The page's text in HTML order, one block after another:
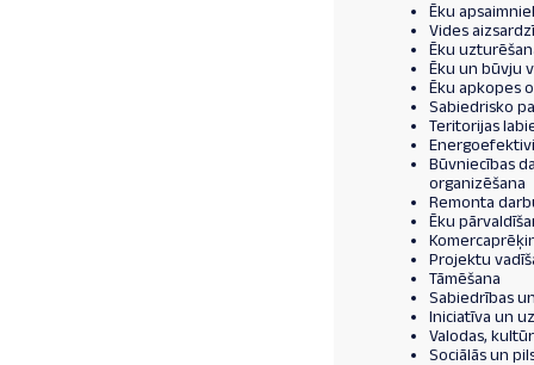
Ēku
Vides
Ēku
Ēku un būvju
Ēku apkopes
Sabiedrisko
Teritorijas
Būvniecības
organizēšana
Remonta
Ēku
Projektu
Tāmēšana
Sabiedrības
Iniciatīva un
Valodas,
Sociālās un